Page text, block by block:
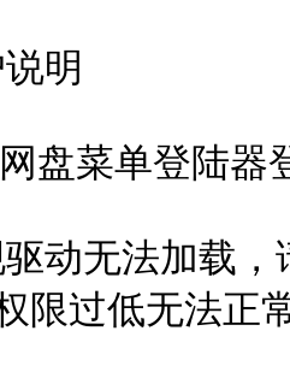
明
盘菜单登陆器
动无法加载，
限过低无法